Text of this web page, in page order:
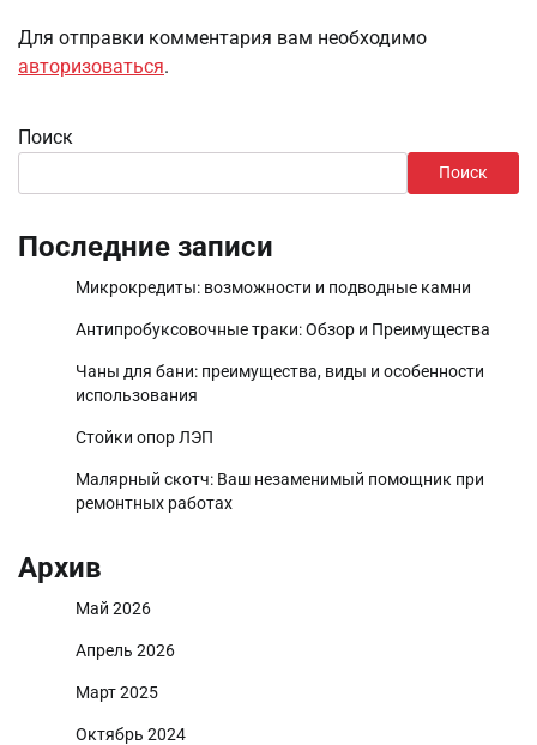
Для отправки комментария вам необходимо
авторизоваться.
Поиск
Поиск
Последние записи
Микрокредиты: возможности и подводные камни
Антипробуксовочные траки: Обзор и Преимущества
Чаны для бани: преимущества, виды и особенности
использования
Стойки опор ЛЭП
Малярный скотч: Ваш незаменимый помощник при
ремонтных работах
Архив
Май 2026
Апрель 2026
Март 2025
Октябрь 2024